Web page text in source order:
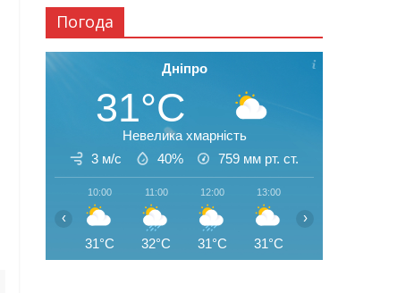
Погода
Дніпро
31°C
Невелика хмарність
3 м/с
40% 759 мм рт. ст.
10:00
31°C
11:00
32°C
12:00
31°C
13:00
31°C
‹ ›